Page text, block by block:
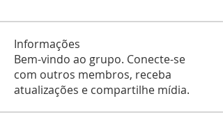
Informações
Bem-vindo ao grupo. Conecte-se
com outros membros, receba
atualizações e compartilhe mídia.